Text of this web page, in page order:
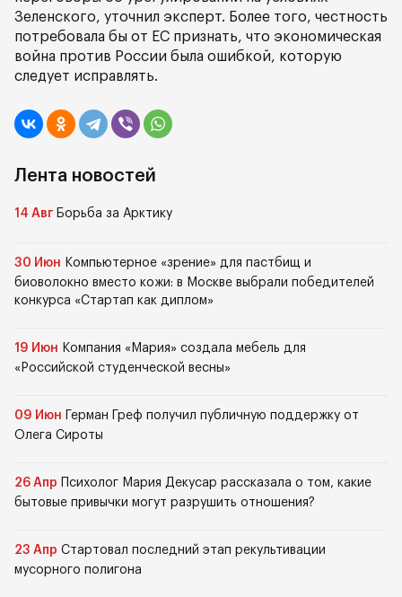
Зеленского, уточнил эксперт. Более того, честность
потребовала бы от ЕС признать, что экономическая
война против России была ошибкой, которую
следует исправлять.
Лента новостей
14 Авг Борьба за Арктику
30 Июн Компьютерное «зрение» для пастбищ и
биоволокно вместо кожи: в Москве выбрали победителей
конкурса «Стартап как диплом»
19 Июн Компания «Мария» создала мебель для
«Российской студенческой весны»
09 Июн
Герман Греф получил публичную поддержку от
Олега Сироты
26 Апр
Психолог Мария Декусар рассказала о том, какие
бытовые привычки могут разрушить отношения?
23 Апр Стартовал последний этап рекультивации
мусорного полигона